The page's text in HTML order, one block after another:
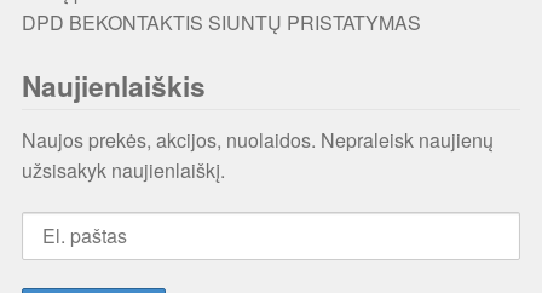
DPD BEKONTAKTIS SIUNTŲ PRISTATYMAS
Naujienlaiškis
Naujos prekės, akcijos, nuolaidos. Nepraleisk naujienų
užsisakyk naujienlaiškį.